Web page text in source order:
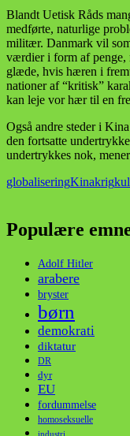
Blandt Uetisk Råds
medførte, naturlige
militær. Danmark vil
værdier i form af penge,
glæde, hvis hæren i
nationer af “kritisk”
kan leje vor hær til en
Også andre steder i
den fortsatte
undertrykkes nok,
globaliseringKinakrig
Populære
Adolf Hitler
arabere
bryster
børn
demokrati
diktatur
DR
dyr
EU
fordummelse
homoseksuelle
industri